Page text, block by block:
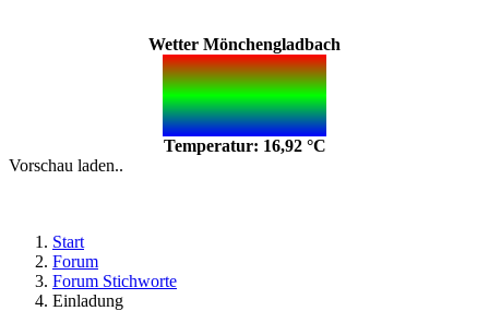
Wetter Mönchengladbach
Temperatur: 16,92 °C
Vorschau laden..
Start
Forum
Forum Stichworte
Einladung